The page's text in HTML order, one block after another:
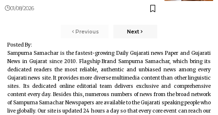
01/08/2026
Previous Next
Posted By:
Sampurna Samachar is the fastest-growing Daily Gujarati news Paper and Gujarati
News in Gujarat since 2010. Flagship Brand Sampurna Samachar, which bring its
dedicated readers the most reliable, authentic and unbiased news among every
Gujarati news site. It provides more diverse multimedia content than other linguistic
sites. Its dedicated online editorial team delivers exclusive and comprehensive
content every day. Besides this, numerous numbers of news from the broad network
of Sampurna Samachar Newspapers are available to the Gujarati speaking people who
live globally. Our site is updated 24 hours a day so that every core event can reach our